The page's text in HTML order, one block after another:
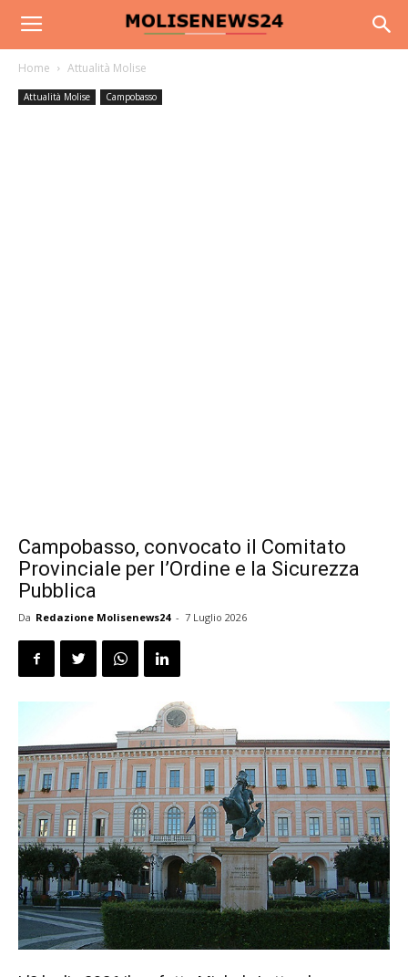
Home Attualità Molise
Attualità Molise Campobasso
Campobasso, convocato il Comitato
Provinciale per l’Ordine e la Sicurezza
Pubblica
Da Redazione Molisenews24 - 7 Luglio 2026